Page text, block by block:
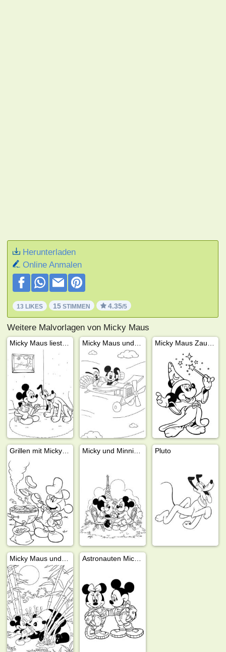
Herunterladen
Online Anmalen
13 LIKES 15 STIMMEN 4.35/5
Weitere Malvorlagen von Micky Maus
Pluto